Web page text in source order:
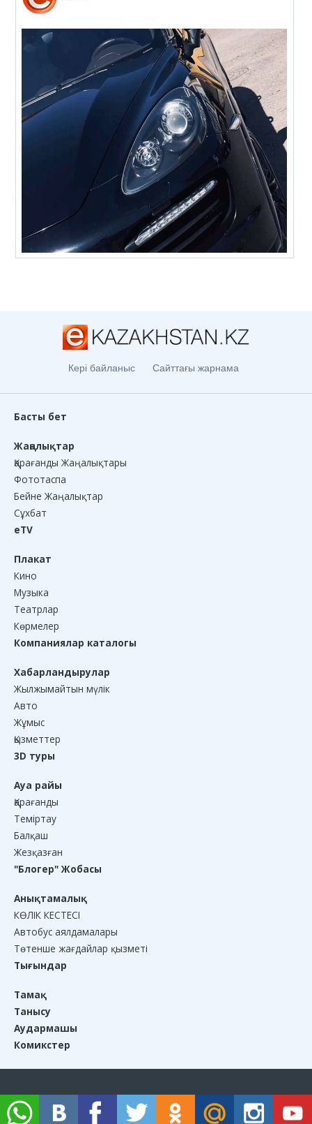
Кері байланыс Сайттағы жарнама
Басты бет
Жаңалықтар
Қарағанды Жаңалықтары
Фототаспа
Бейне Жаңалықтар
Сұхбат
eTV
Плакат
Кино
Музыка
Театрлар
Көрмелер
Компаниялар каталогы
Хабарландырулар
Жылжымайтын мүлік
Авто
Жұмыс
Қызметтер
3D туры
Ауа райы
Қарағанды
Теміртау
Балқаш
Жезқазған
"Блогер" Жобасы
Анықтамалық
КӨЛІК КЕСТЕСІ
Автобус аялдамалары
Төтенше жағдайлар қызметі
Тығындар
Тамақ
Танысу
Аудармашы
Комикстер